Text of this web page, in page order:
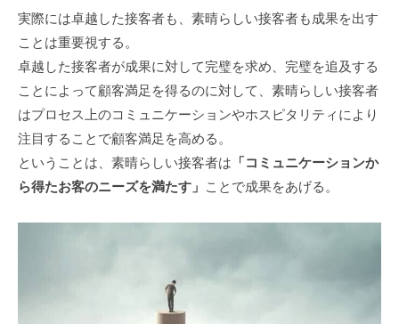
実際には卓越した接客者も、素晴らしい接客者も成果を出す
ことは重要視する。
卓越した接客者が成果に対して完璧を求め、完璧を追及する
ことによって顧客満足を得るのに対して、素晴らしい接客者
はプロセス上のコミュニケーションやホスピタリティにより
注目することで顧客満足を高める。
ということは、素晴らしい接客者は 「コミュニケーションか
ら得たお客のニーズを満たす」 ことで成果をあげる。